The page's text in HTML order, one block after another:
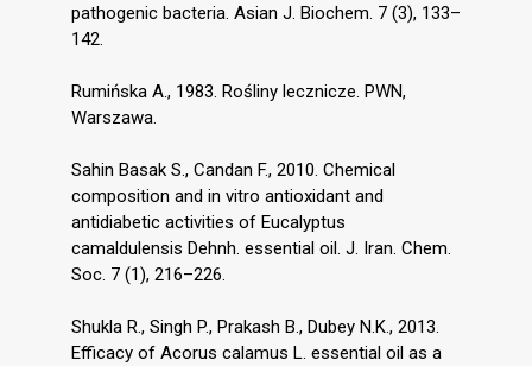
pathogenic bacteria. Asian J. Biochem. 7 (3), 133–
142.
Rumińska A., 1983. Rośliny lecznicze. PWN,
Warszawa.
Sahin Basak S., Candan F., 2010. Chemical
composition and in vitro antioxidant and
antidiabetic activities of Eucalyptus
camaldulensis Dehnh. essential oil. J. Iran. Chem.
Soc. 7 (1), 216–226.
Shukla R., Singh P., Prakash B., Dubey N.K., 2013.
Efficacy of Acorus calamus L. essential oil as a